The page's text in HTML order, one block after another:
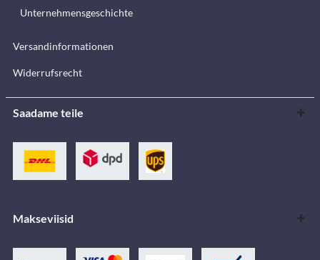
Unternehmensgeschichte
Versandinformationen
Widerrufsrecht
Saadame teile
Makseviisid